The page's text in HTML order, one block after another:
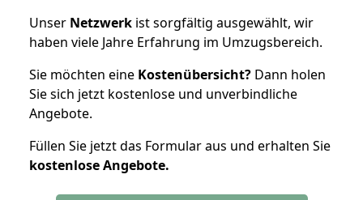
Unser Netzwerk ist sorgfältig ausgewählt, wir
haben viele Jahre Erfahrung im Umzugsbereich.
Sie möchten eine Kostenübersicht? Dann holen
Sie sich jetzt kostenlose und unverbindliche
Angebote.
Füllen Sie jetzt das Formular aus und erhalten Sie
kostenloseAngebote.